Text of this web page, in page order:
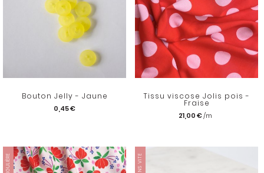
Bouton Jelly - Jaune
0,45 €
Tissu viscose Jolis pois -
Fraise
21,00 €
SINGULIÈRE